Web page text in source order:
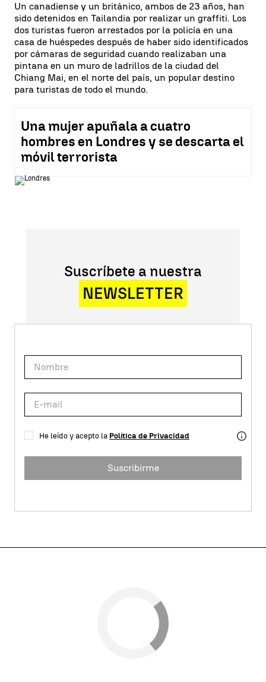
Un canadiense y un británico, ambos de 23 años, han
sido detenidos en Tailandia por realizar un graffiti. Los
dos turistas fueron arrestados por la policía en una
casa de huéspedes después de haber sido identificados
por cámaras de seguridad cuando realizaban una
pintana en un muro de ladrillos de la ciudad del
Chiang Mai, en el norte del país, un popular destino
para turistas de todo el mundo.
Una mujer apuñala a cuatro
hombres en Londres y se descarta el
móvil terrorista
Suscríbete a nuestra
NEWSLETTER
He leído y acepto la Política de Privacidad
Suscribirme